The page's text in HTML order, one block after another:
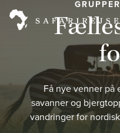
Få nye venner på
savanner og
vandringer for